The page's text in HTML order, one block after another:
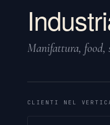
Manifattura, food,
CLIENTI NEL